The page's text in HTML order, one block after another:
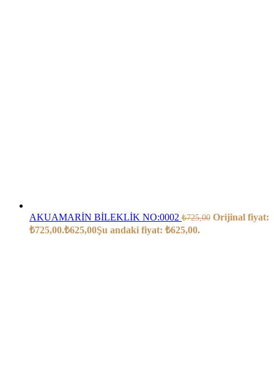
AKUAMARİN BİLEKLİK NO:0002 ₺725,00 Orijinal fiyat:
₺725,00.₺625,00Şu andaki fiyat: ₺625,00.